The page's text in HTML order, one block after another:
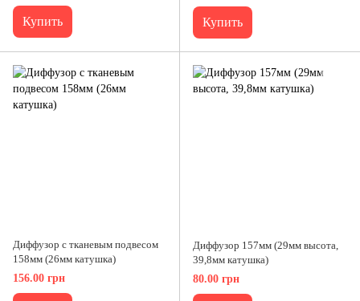
Купить Купить
Диффузор с тканевым подвесом
158мм (26мм катушка)
156.00 грн
Диффузор 157мм (29мм высота,
39,8мм катушка)
80.00 грн